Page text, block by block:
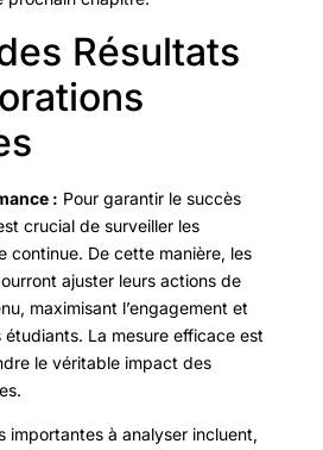
Résultats
: Pour garantir le succès
crucial de surveiller les
continue. De cette manière, les
ajuster leurs actions de
maximisant l’engagement et
étudiants. La mesure efficace est
le véritable impact des
importantes à analyser incluent,